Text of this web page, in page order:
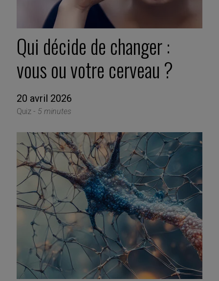
Qui décide de changer :
vous ou votre cerveau ?
20 avril 2026
Quiz - 5 minutes